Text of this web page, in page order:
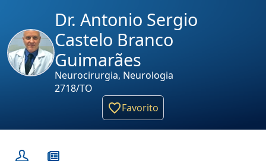
Dr. Antonio Sergio
Castelo Branco
Guimarães
Neurocirurgia, Neurologia
2718/TO
Favorito